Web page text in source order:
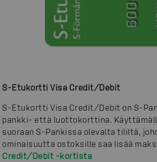
S-Etukortti Visa Credit/Debit
S-Etukortti Visa Credit/Debit on S-
pankki- että luottokorttina.
suoraan S-Pankissa olevalta tililtä,
ominaisuutta ostoksille saa lisää
Credit/Debit -kortista